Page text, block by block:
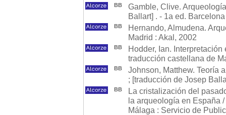
BB
Gamble, Clive.
Ballart] . - 1a ed.
BB
Hernando, Almudena.
Madrid : Akal, 2002
BB
Hodder, Ian.
traducción castellana de
BB
Johnson, Matthew. Teoría
; [traducción de Josep
BB
La cristalización del
la arqueología en España
Málaga : Servicio de